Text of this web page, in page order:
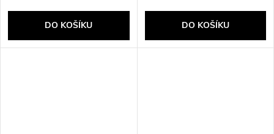
DO KOŠÍKU DO KOŠÍKU